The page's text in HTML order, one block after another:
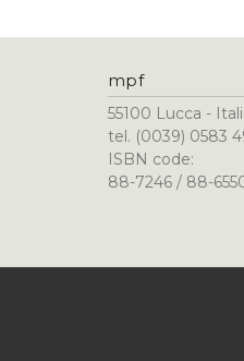
mpf
55100 Lucca -
tel. (0039) 0583
ISBN code:
88-7246 / 88-